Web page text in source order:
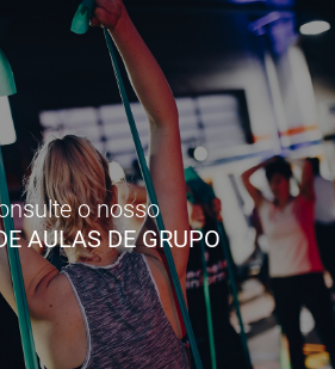
o nosso
AULAS DE GRUPO